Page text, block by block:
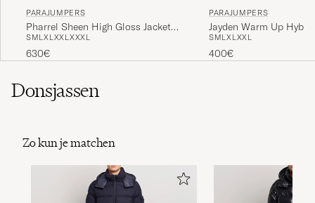
PARAJUMPERS
Pharrel Sheen High Gloss Jacket
Black
SMLXL XXL XXXL
630€
PARAJUMPERS
Jayden Warm Up
Rosemary
SMLXL XXL
400€
Donsjassen
Zo kun je matchen